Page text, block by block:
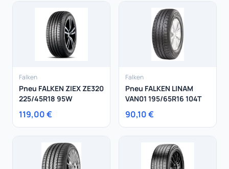
Falken
Pneu FALKEN ZIEX ZE320
225/45R18 95W
119,00 €
Falken
Pneu FALKEN LINAM
VAN01 195/65R16 104T
90,10 €